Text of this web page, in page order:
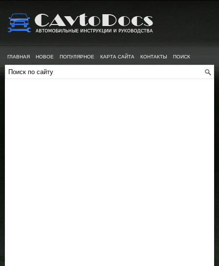
ГЛАВНАЯ НОВОЕ ПОПУЛЯРНОЕ КАРТА САЙТА КОНТАКТЫ ПОИСК